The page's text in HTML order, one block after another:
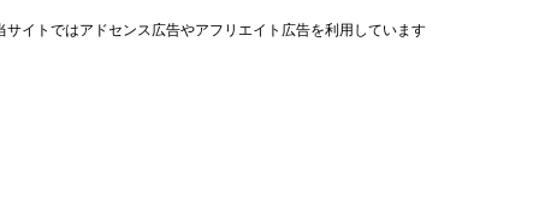
サイトではアドセンス広告やアフリエイト広告を利用しています